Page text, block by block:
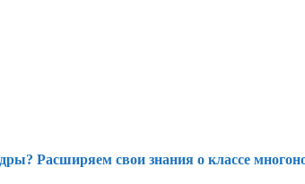
Расширяем свои знания о классе